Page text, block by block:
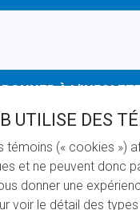
À
UTILISE DES
témoins (« cookies »)
et ne peuvent donc
donner une
voir le détail des